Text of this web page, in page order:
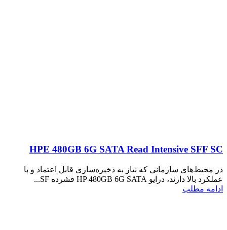
HPE 480GB 6G SATA Read Intensive SFF SC
در محیط‌های سازمانی که نیاز به ذخیره‌سازی قابل اعتماد و با
عملکرد بالا دارند، درایو HP 480GB 6G SATA فشرده SF...
ادامه مطلب